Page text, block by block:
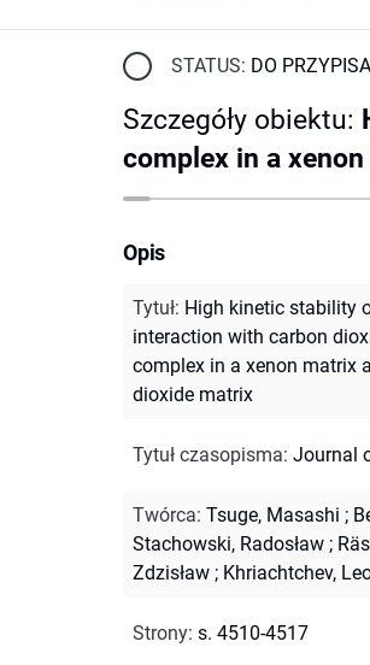
STATUS: DO
Szczegóły obiektu:
complex in a
Opis
Tytuł: High kinetic stability
interaction with carbon
complex in a xenon matrix
dioxide matrix
Tytuł czasopisma: Journal
Twórca: Tsuge, Masashi ;
Stachowski, Radosław ;
Zdzisław ; Khriachtchev,
Strony: s. 4510-4517